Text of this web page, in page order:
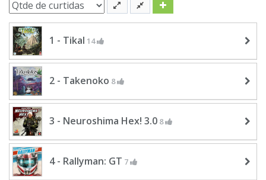
1 - Tikal 14
2 - Takenoko 8
3 - Neuroshima Hex! 3.0 8
4 - Rallyman: GT 7